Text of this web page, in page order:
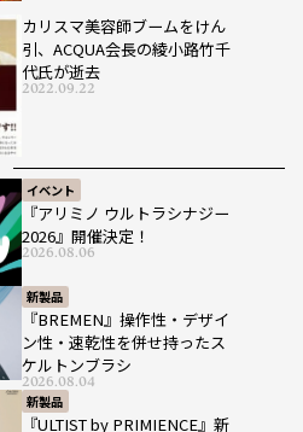
カリスマ美容師ブームをけん
引、ACQUA会長の綾小路竹千
代氏が逝去
2022.09.22
イベント
『アリミノ ウルトラシナジー
2026』開催決定！
2026.08.06
新製品
『BREMEN』操作性・デザイ
ン性・速乾性を併せ持ったス
ケルトンブラシ
2026.08.04
新製品
『ULTIST by PRIMIENCE』新